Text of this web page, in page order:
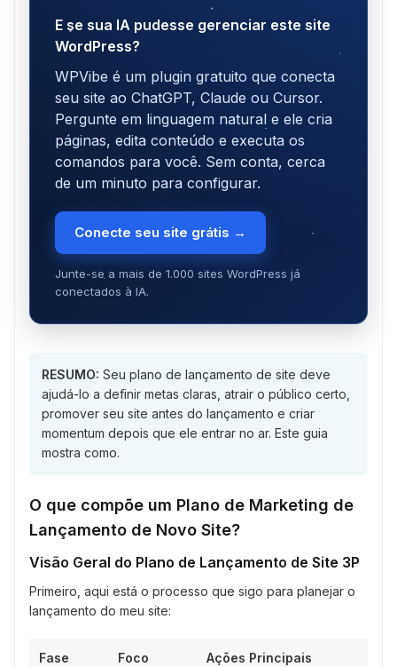
E se sua IA pudesse gerenciar este site
WordPress?
WPVibe é um plugin gratuito que conecta
seu site ao ChatGPT, Claude ou Cursor.
Pergunte em linguagem natural e ele cria
páginas, edita conteúdo e executa os
comandos para você. Sem conta, cerca
de um minuto para configurar.
Conecte seu site grátis →
Junte-se a mais de 1.000 sites WordPress já
conectados à IA.
RESUMO: Seu plano de lançamento de site deve
ajudá-lo a definir metas claras, atrair o público certo,
promover seu site antes do lançamento e criar
momentum depois que ele entrar no ar. Este guia
mostra como.
O que compõe um Plano de Marketing de
Lançamento de Novo Site?
Visão Geral do Plano de Lançamento de Site 3P
Primeiro, aqui está o processo que sigo para planejar o
lançamento do meu site:
Fase Foco Ações Principais